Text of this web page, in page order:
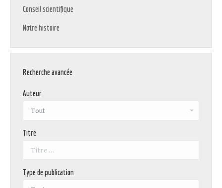
Conseil scientifique
Notre histoire
Recherche avancée
Auteur
Titre
Type de publication